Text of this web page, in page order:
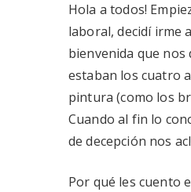
Hola a todos!
laboral, decidí irme
bienvenida que
estaban los cuatro
pintura (como los
Cuando al fin lo
de decepción nos
Por qué les cuento